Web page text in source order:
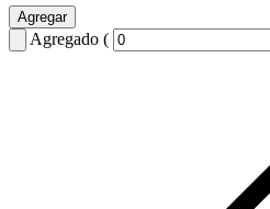
Agregar
Agregado (